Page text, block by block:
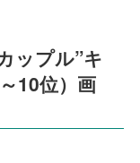
ップル”キ
10位）画